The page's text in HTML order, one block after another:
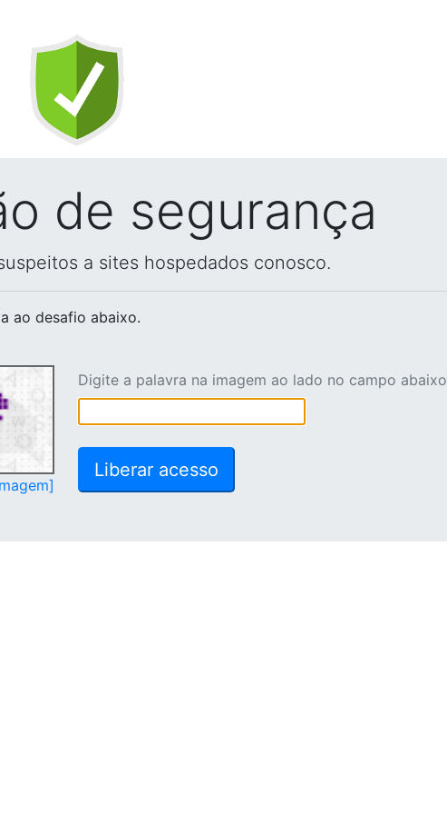
de segurança
a sites hospedados conosco.
ao desafio abaixo.
Digite a palavra na imagem ao lado no campo abaixo